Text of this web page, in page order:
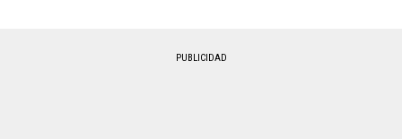
PUBLICIDAD